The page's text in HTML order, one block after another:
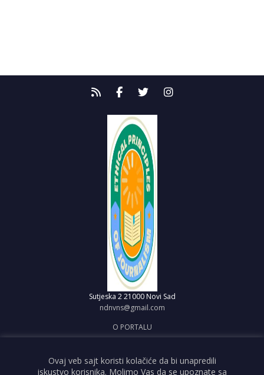
Sutjeska 2 21000 Novi Sad
ndnvns@gmail.com
O PORTALU
OBJAVI VEST
Ovaj veb sajt koristi kolačiće da bi unapredili
iskustvo korisnika. Molimo Vas da se upoznate sa